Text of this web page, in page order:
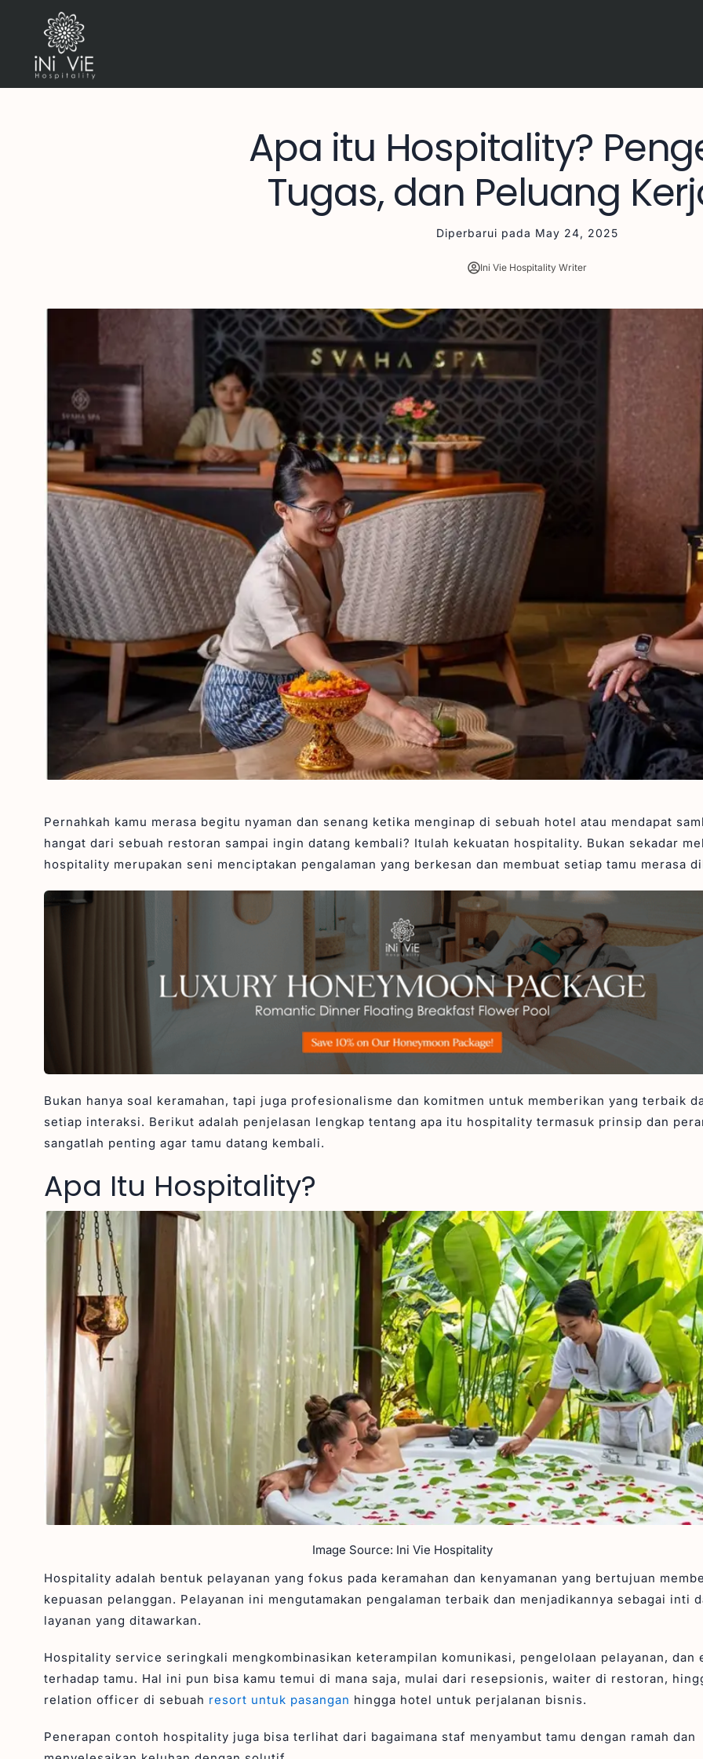
Apa itu Hospitality?
Tugas, dan Peluang
Diperbarui pada May 24, 2025
Ini Vie Hospitality Writer
Pernahkah kamu merasa begitu nyaman dan senang ketika menginap di sebuah hotel atau mendapat
hangat dari sebuah restoran sampai ingin datang kembali? Itulah kekuatan hospitality. Bukan sekadar
hospitality merupakan seni menciptakan pengalaman yang berkesan dan membuat setiap tamu merasa
Bukan hanya soal keramahan, tapi juga profesionalisme dan komitmen untuk memberikan yang terbaik
setiap interaksi. Berikut adalah penjelasan lengkap tentang apa itu hospitality termasuk prinsip dan
sangatlah penting agar tamu datang kembali.
Apa Itu Hospitality?
Image Source: Ini Vie Hospitality
Hospitality adalah bentuk pelayanan yang fokus pada keramahan dan kenyamanan yang bertujuan
kepuasan pelanggan. Pelayanan ini mengutamakan pengalaman terbaik dan menjadikannya sebagai inti
layanan yang ditawarkan.
Hospitality service seringkali mengkombinasikan keterampilan komunikasi, pengelolaan pelayanan, dan
terhadap tamu. Hal ini pun bisa kamu temui di mana saja, mulai dari resepsionis, waiter di restoran,
relation officer di sebuah resort untuk pasangan hingga hotel untuk perjalanan bisnis.
Penerapan contoh hospitality juga bisa terlihat dari bagaimana staf menyambut tamu dengan ramah dan